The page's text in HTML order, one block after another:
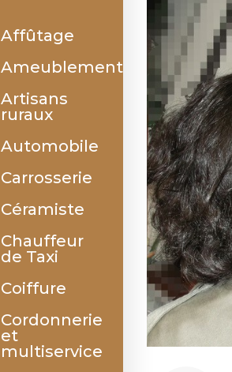
Affûtage
Ameublement
Artisans
ruraux
Automobile
Carrosserie
Céramiste
Chauffeur
de Taxi
Coiffure
Cordonnerie
et
multiservice